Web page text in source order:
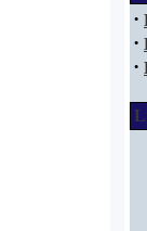
·
·
·